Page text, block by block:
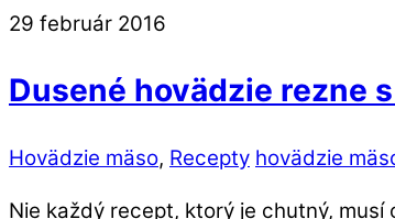
29 február 2016
Dusené hovädzie rezne
Hovädzie mäso, Recepty hovädzie
Nie každý recept, ktorý je chutný, musí